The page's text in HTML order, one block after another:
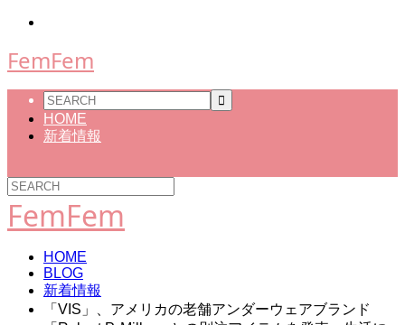
FemFem
HOME
新着情報
FemFem
HOME
BLOG
新着情報
「VIS」、アメリカの老舗アンダーウェアブランド